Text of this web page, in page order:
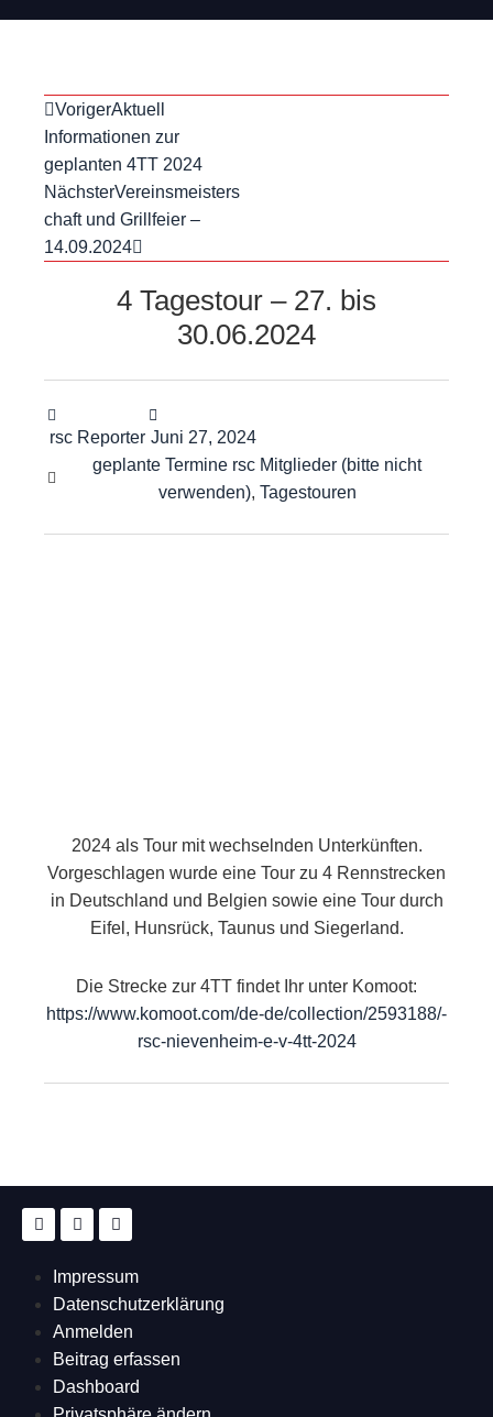
VorigerAktuell
Informationen zur
geplanten 4TT 2024
NächsterVereinsmeisters
chaft und Grillfeier –
14.09.2024
4 Tagestour – 27. bis
30.06.2024
rsc Reporter Juni 27, 2024
geplante Termine rsc Mitglieder (bitte nicht
verwenden), Tagestouren
2024 als Tour mit wechselnden Unterkünften.
Vorgeschlagen wurde eine Tour zu 4 Rennstrecken
in Deutschland und Belgien sowie eine Tour durch
Eifel, Hunsrück, Taunus und Siegerland.
Die Strecke zur 4TT findet Ihr unter Komoot:
https://www.komoot.com/de-de/collection/2593188/-
rsc-nievenheim-e-v-4tt-2024
Impressum
Datenschutzerklärung
Anmelden
Beitrag erfassen
Dashboard